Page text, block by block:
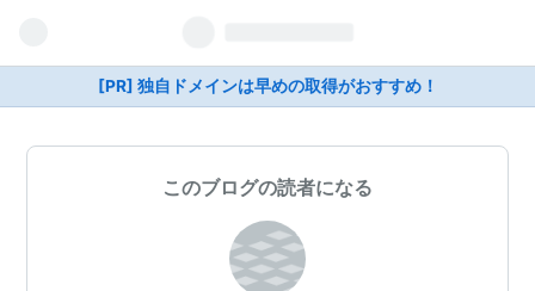
[PR] 独自ドメインは早めの取得がおすすめ！
このブログの読者になる